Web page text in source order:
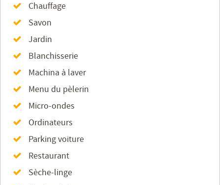
Chauffage
Savon
Jardin
Blanchisserie
Machina à laver
Menu du pèlerin
Micro-ondes
Ordinateurs
Parking voiture
Restaurant
Sèche-linge